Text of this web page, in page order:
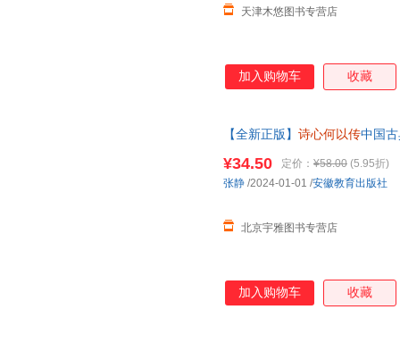
天津木悠图书专营店
加入购物车 收藏
【全新正版】 诗心何以传中国
供电子发票zj
¥34.50 定价： ¥58.00 (5.95折)
北京宇雅图书专营店
张静 /2024-01-01 /安徽教育出版社
加入购物车 收藏